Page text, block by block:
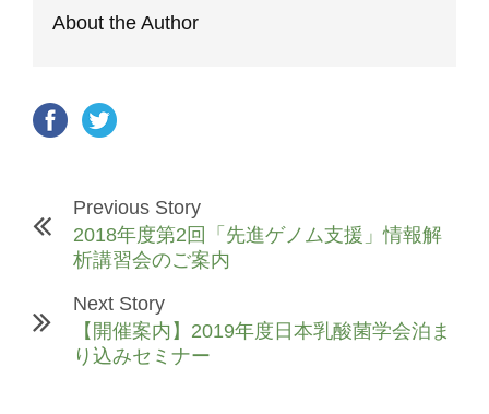
About the Author
Previous Story
2018年度第2回「先進ゲノム支援」情報解
析講習会のご案内
Next Story
【開催案内】2019年度日本乳酸菌学会泊ま
り込みセミナー